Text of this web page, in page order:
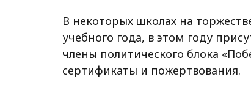
В некоторых школах на
учебного года, в этом году
члены политического блока
сертификаты и пожертвования.